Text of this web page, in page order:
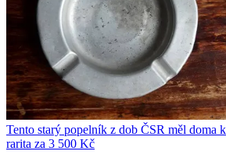
Tento starý popelník z dob ČSR měl doma
rarita za 3 500 Kč